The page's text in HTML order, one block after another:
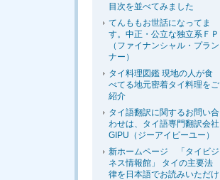
目次を並べてみました
てんももお世話になってま
す。中正・公立な独立系ＦＰ
（ファイナンシャル・プラン
ナー）
タイ料理図鑑 現地の人が食
べてる地元密着タイ料理をご
紹介
タイ語翻訳に関するお問い合
わせは、タイ語専門翻訳会社
GIPU（ジーアイピーユー）
新ホームページ 「タイビジ
ネス情報館」 タイの主要法
律を日本語でお読みいただけ